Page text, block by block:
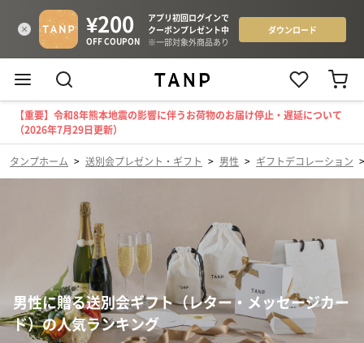
【重要】令和8年熊本地震の影響に伴うお荷物のお届け停止・遅延について
（2026年7月29日更新）
タンプホーム > 送別会プレゼント・ギフト > 男性 > ギフトデコレーション
男性に贈る送別会ギフト（レター・メッセージカー
ド）の人気ランキング